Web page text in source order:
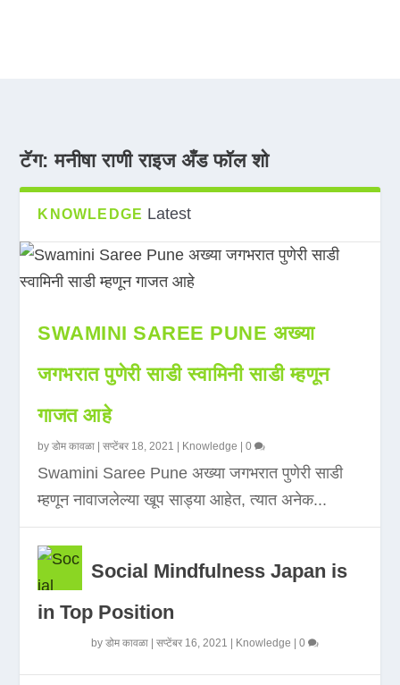
टॅग:मनीषा राणी राइज अँड फॉल शो
KNOWLEDGE Latest
SWAMINI SAREE PUNE अख्या
जगभरात पुणेरी साडी स्वामिनी साडी म्हणून
गाजत आहे
byडोम कावळा |सप्टेंबर 18, 2021 Knowledge |0
Swamini Saree Pune अख्या जगभरात पुणेरी साडी
म्हणून नावाजलेल्या खूप साड्या आहेत, त्यात अनेक...
Social Mindfulness Japan is
in Top Position
byडोम कावळा |सप्टेंबर 16, 2021 Knowledge |0